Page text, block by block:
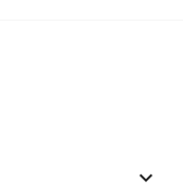
